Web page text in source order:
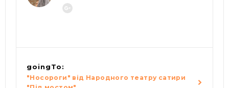
goingTo:
"Носороги" від Народного театру сатири